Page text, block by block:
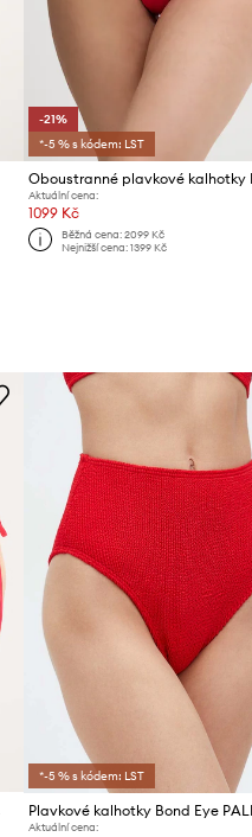
-21%
*-5 % s kódem: LST
Aktuální cena:
1099 Kč
Běžná cena: 2099 Kč
Nejnižší cena: 1399 Kč
*-5 % s kódem: LST
Plavkové kalhotky Bond Eye
Aktuální cena: